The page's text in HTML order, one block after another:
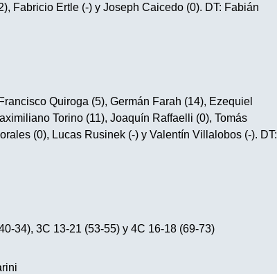
Fabricio Ertle (-) y Joseph Caicedo (0). DT: Fabián
Quiroga (5), Germán Farah (14), Ezequiel
Torino (11), Joaquín Raffaelli (0), Tomás
(0), Lucas Rusinek (-) y Valentín Villalobos (-). DT:
34), 3C 13-21 (53-55) y 4C 16-18 (69-73)